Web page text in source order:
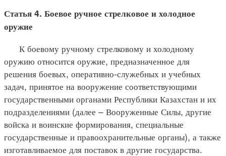
Статья 4. Боевое ручное стрелковое и холодное
оружие
К боевому ручному стрелковому и холодному
оружию относится оружие, предназначенное для
решения боевых, оперативно-служебных и учебных
задач, принятое на вооружение соответствующими
государственными органами Республики Казахстан и их
подразделениями (далее – Вооруженные Силы, другие
войска и воинские формирования, специальные
государственные и правоохранительные органы), а также
изготавливаемое для поставок в другие государства.